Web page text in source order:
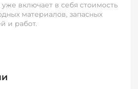
включает в себя стоимость
материалов, запасных
и работ.